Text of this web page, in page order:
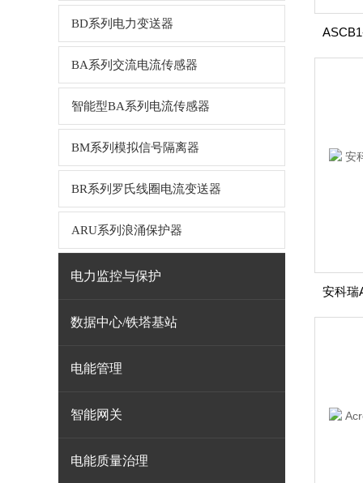
BD系列电力变送器
BA系列交流电流传感器
智能型BA系列电流传感器
BM系列模拟信号隔离器
BR系列罗氏线圈电流变送器
ARU系列浪涌保护器
电力监控与保护
数据中心/铁塔基站
电能管理
智能网关
电能质量治理